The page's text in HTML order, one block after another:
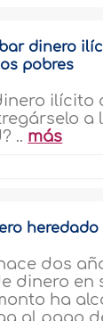
dinero
pobres
ilícito
a
.. más
heredado
dos
dinero en
ha